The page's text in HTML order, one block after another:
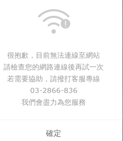
很抱歉，目前無法連線至網站
請檢查您的網路連線後再試一次
若需要協助，請撥打客服專線
03-2866-836
我們會盡力為您服務
確定